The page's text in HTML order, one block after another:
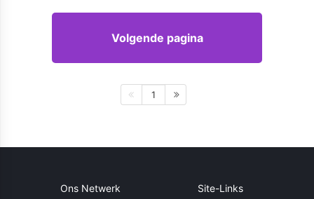
Volgende pagina
1
Ons Netwerk Site-Links